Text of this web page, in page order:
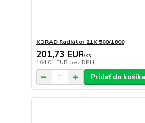
KORAD Radiátor 21K 500/1600
201,73 EUR/ks
164,01 EUR bez DPH
Pridať do košíka